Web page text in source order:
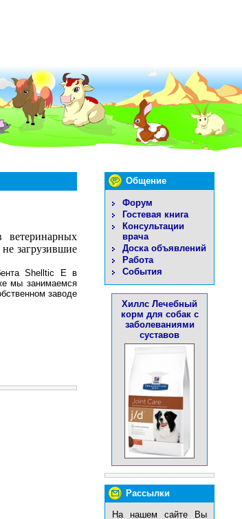
Общение
Форум
Гостевая книга
Консультации
врача
Доска объявлений
Работа
События
Хиллс Лечебный
корм для собак с
заболеваниями
суставов
Рассылки
На нашем сайте Вы
ветеринарных
загрузившие
Shelltic E в
мы занимаемся
заводе